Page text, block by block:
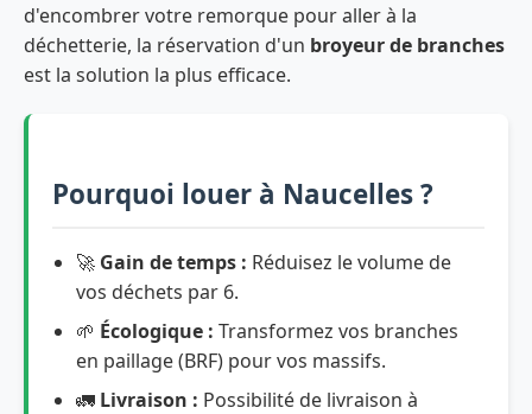
d'encombrer votre remorque pour aller à la
déchetterie, la réservation d'un broyeur de branches
est la solution la plus efficace.
Pourquoi louer à Naucelles ?
🚀 Gain de temps : Réduisez le volume de
vos déchets par 6.
🌱 Écologique : Transformez vos branches
en paillage (BRF) pour vos massifs.
🚛 Livraison : Possibilité de livraison à